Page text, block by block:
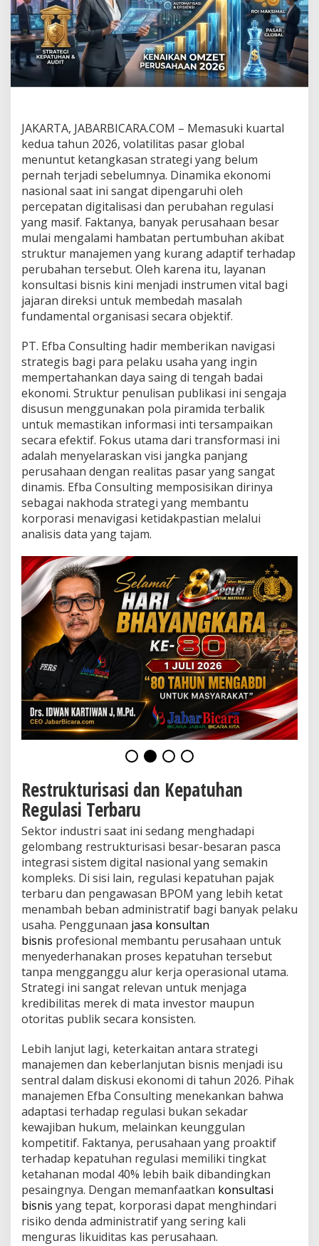
s
S
t
r
a
t
e
E
f
b
a
C
o
n
s
u
l
t
i
n
g
d
a
a
m
M
n
a
i
k
k
a
n
O
m
z
t
P
e
r
u
s
a
a
h
2
0
2
JAKARTA, JABARBICARA.COM – Memasuki kuartal
kedua tahun 2026, volatilitas pasar global
menuntut ketangkasan strategi yang belum
pernah terjadi sebelumnya. Dinamika ekonomi
nasional saat ini sangat dipengaruhi oleh
percepatan digitalisasi dan perubahan regulasi
yang masif. Faktanya, banyak perusahaan besar
mulai mengalami hambatan pertumbuhan akibat
struktur manajemen yang kurang adaptif terhadap
perubahan tersebut. Oleh karena itu, layanan
konsultasi bisnis kini menjadi instrumen vital bagi
jajaran direksi untuk membedah masalah
fundamental organisasi secara objektif.
PT. Efba Consulting hadir memberikan navigasi
strategis bagi para pelaku usaha yang ingin
mempertahankan daya saing di tengah badai
ekonomi. Struktur penulisan publikasi ini sengaja
disusun menggunakan pola piramida terbalik
untuk memastikan informasi inti tersampaikan
secara efektif. Fokus utama dari transformasi ini
adalah menyelaraskan visi jangka panjang
perusahaan dengan realitas pasar yang sangat
dinamis. Efba Consulting memposisikan dirinya
sebagai nakhoda strategi yang membantu
korporasi menavigasi ketidakpastian melalui
analisis data yang tajam.
Restrukturisasi dan Kepatuhan
Regulasi Terbaru
Sektor industri saat ini sedang menghadapi
gelombang restrukturisasi besar-besaran pasca
integrasi sistem digital nasional yang semakin
kompleks. Di sisi lain, regulasi kepatuhan pajak
terbaru dan pengawasan BPOM yang lebih ketat
menambah beban administratif bagi banyak pelaku
usaha. Penggunaan jasa konsultan
bisnis profesional membantu perusahaan untuk
menyederhanakan proses kepatuhan tersebut
tanpa mengganggu alur kerja operasional utama.
Strategi ini sangat relevan untuk menjaga
kredibilitas merek di mata investor maupun
otoritas publik secara konsisten.
Lebih lanjut lagi, keterkaitan antara strategi
manajemen dan keberlanjutan bisnis menjadi isu
sentral dalam diskusi ekonomi di tahun 2026. Pihak
manajemen Efba Consulting menekankan bahwa
adaptasi terhadap regulasi bukan sekadar
kewajiban hukum, melainkan keunggulan
kompetitif. Faktanya, perusahaan yang proaktif
terhadap kepatuhan regulasi memiliki tingkat
ketahanan modal 40% lebih baik dibandingkan
pesaingnya. Dengan memanfaatkan konsultasi
bisnis yang tepat, korporasi dapat menghindari
risiko denda administratif yang sering kali
menguras likuiditas kas perusahaan.